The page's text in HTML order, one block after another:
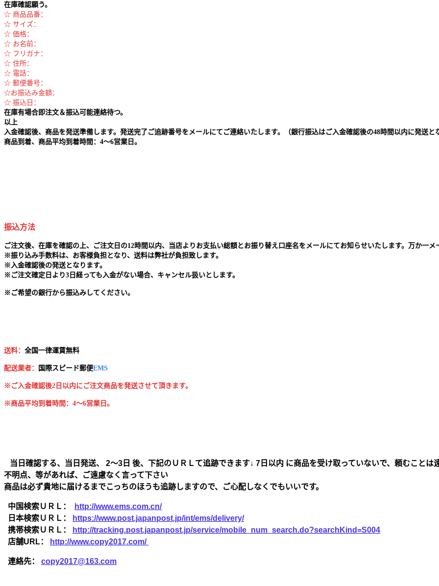
在庫確認願う。
☆ 商品品番：
☆ サイズ：
☆ 価格：
☆ お名前：
☆ フリガナ：
☆ 住所：
☆ 電話：
☆ 郵便番号：
☆お振込み金額：
☆ 振込日：
在庫有場合即注文＆振込可能連絡待つ。
以上
入金確認後、商品を発送準備します。発送完了ご追跡番号をメールにてご連絡いたします。（銀行振込はご入金確認後の48時間以内に発送と
商品到着、商品平均到着時間：4～6営業日。
振込方法
ご注文後、在庫を確認の上、ご注文日の12時間以内、当店よりお支払い総額とお振り替え口座名をメールにてお知らせいたします。万か一メ
※振り込み手数料は、お客様負担となり、送料は弊社が負担致します。
※ 入金確認後の発送となります。
※ ご注文確定日より3日経っても入金がない場合、キャンセル扱いとします。
※ ご希望の銀行から振込みしてください。
送料： 全国一律運賃無料
配送業者： 国 際スピード郵便EMS
※ご入金確認後2日以内にご注文商品を発送させて頂きます。
※商品平均到着時間：4～6営業日。
当日確認する、当日発送、 2～3日 後、下記のＵＲＬて追跡できます↓ 7日以内 に商品を受け取っていないで、頼むこと
不明点、等があれば、ご遠慮なく言って下さい
商品は必ず貴地に届けるまでこっちのほうも追跡しますので、ご心配しなくでもいいです。
中国検索ＵＲＬ：
http://www.ems.com.cn/
日本検索ＵＲＬ：
https://www.post.japanpost.jp/int/ems/delivery/
携帯検索ＵＲＬ：
http://tracking.post.japanpost.jp/service/mobile_num_search.do?searchKind=S004
店舗URL：
http://www.copy2017.com/
連絡先： copy2017@163.com